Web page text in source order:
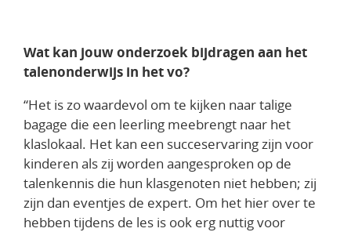
Wat kan jouw onderzoek bijdragen aan het
talenonderwijs in het vo?
“Het is zo waardevol om te kijken naar talige
bagage die een leerling meebrengt naar het
klaslokaal. Het kan een succeservaring zijn voor
kinderen als zij worden aangesproken op de
talenkennis die hun klasgenoten niet hebben; zij
zijn dan eventjes de expert. Om het hier over te
hebben tijdens de les is ook erg nuttig voor